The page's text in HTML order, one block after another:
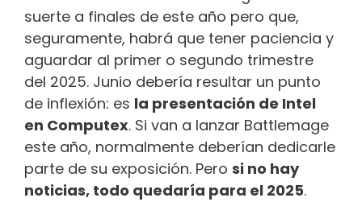
suerte a finales de este año pero que,
seguramente, habrá que tener paciencia y
aguardar al primer o segundo trimestre
del 2025. Junio debería resultar un punto
de inflexión: es la presentación de Intel
en Computex. Si van a lanzar Battlemage
este año, normalmente deberían dedicarle
parte de su exposición. Pero si no hay
noticias, todo quedaría para el 2025.